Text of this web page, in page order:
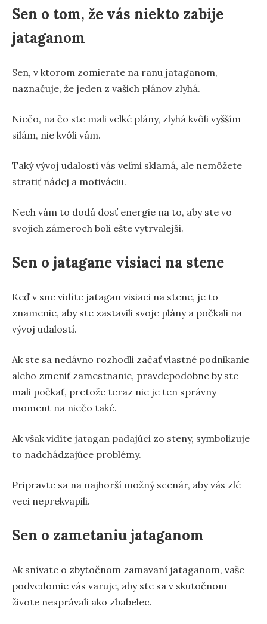
Sen o tom, že vás niekto zabije
jataganom
Sen, v ktorom zomierate na ranu jataganom,
naznačuje, že jeden z vašich plánov zlyhá.
Niečo, na čo ste mali veľké plány, zlyhá kvôli vyšším
silám, nie kvôli vám.
Taký vývoj udalostí vás veľmi sklamá, ale nemôžete
stratiť nádej a motiváciu.
Nech vám to dodá dosť energie na to, aby ste vo
svojich zámeroch boli ešte vytrvalejší.
Sen o jatagane visiaci na stene
Keď v sne vidíte jatagan visiaci na stene, je to
znamenie, aby ste zastavili svoje plány a počkali na
vývoj udalostí.
Ak ste sa nedávno rozhodli začať vlastné podnikanie
alebo zmeniť zamestnanie, pravdepodobne by ste
mali počkať, pretože teraz nie je ten správny
moment na niečo také.
Ak však vidíte jatagan padajúci zo steny, symbolizuje
to nadchádzajúce problémy.
Pripravte sa na najhorší možný scenár, aby vás zlé
veci neprekvapili.
Sen o zametaniu jataganom
Ak snívate o zbytočnom zamavaní jataganom, vaše
podvedomie vás varuje, aby ste sa v skutočnom
živote nesprávali ako zbabelec.